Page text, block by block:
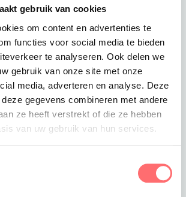
gebruik van cookies
om content en advertenties te
functies voor social media te bieden
te analyseren. Ook delen we
gebruik van onze site met onze
media, adverteren en analyse. Deze
gegevens combineren met andere
ze heeft verstrekt of die ze hebben
van uw gebruik van hun services.
aanvragen
of sample aanvragen.
dan in je winkelmandje en
of sample aan.